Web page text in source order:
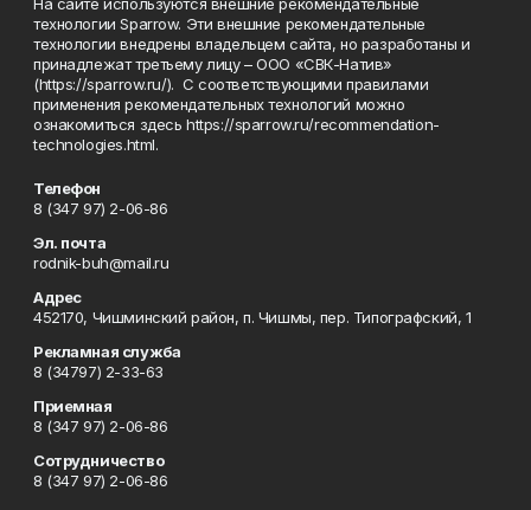
технологии Sparrow. Эти внешние рекомендательные
технологии внедрены владельцем сайта, но разработаны и
принадлежат третьему лицу – ООО «СВК-Натив»
(https://sparrow.ru/). С соответствующими правилами
применения рекомендательных технологий можно
ознакомиться здесь https://sparrow.ru/recommendation-
technologies.html.
Телефон
8 (347 97) 2-06-86
Эл. почта
rodnik-buh@mail.ru
Адрес
452170, Чишминский район, п. Чишмы, пер. Типографский, 1
Рекламная служба
8 (34797) 2-33-63
Приемная
8 (347 97) 2-06-86
Сотрудничество
8 (347 97) 2-06-86